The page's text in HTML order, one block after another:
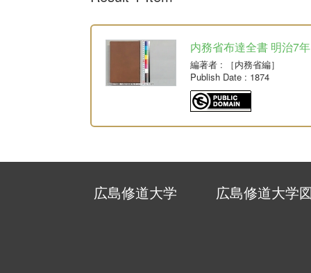
内務省布達全書 明治7年
編著者 : ［内務省編］
Publish Date : 1874
広島修道大学 広島修道大学